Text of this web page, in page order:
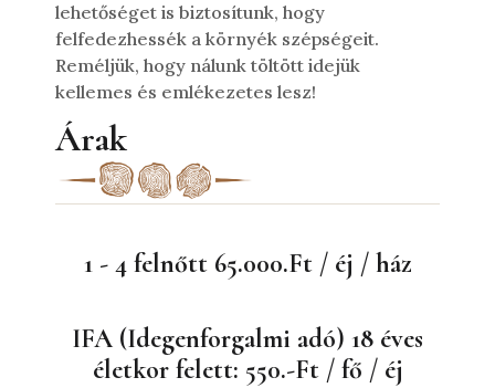
lehetőséget is biztosítunk, hogy
felfedezhessék a környék szépségeit.
Reméljük, hogy nálunk töltött idejük
kellemes és emlékezetes lesz!
Árak
1 - 4 felnőtt 65.000.Ft / éj / ház
IFA (Idegenforgalmi adó) 18 éves
életkor felett: 550.-Ft / fő / éj